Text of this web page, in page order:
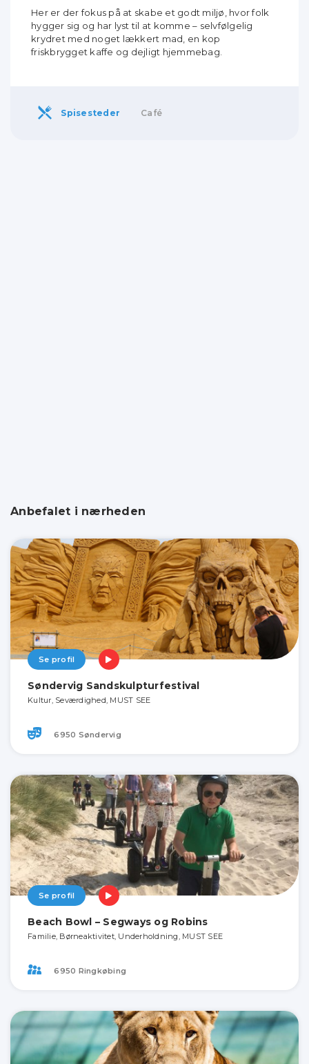
Her er der fokus på at skabe et godt miljø, hvor folk
hygger sig og har lyst til at komme – selvfølgelig
krydret med noget lækkert mad, en kop
friskbrygget kaffe og dejligt hjemmebag.
Spisesteder Café
Anbefalet i nærheden
Se profil
Søndervig Sandskulpturfestival
Kultur, Seværdighed, MUST SEE
6950 Søndervig
Se profil
Beach Bowl – Segways og Robins
Familie, Børneaktivitet, Underholdning, MUST SEE
6950 Ringkøbing